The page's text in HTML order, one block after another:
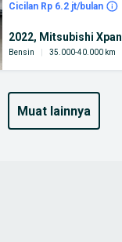
Cicilan Rp 6.2 jt/bulan
2022, Mitsubishi
Bensin 35.000-40.000 km
muat lainnya